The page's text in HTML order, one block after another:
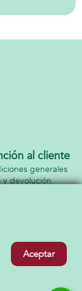
al cliente
generales
y devolución
Aceptar